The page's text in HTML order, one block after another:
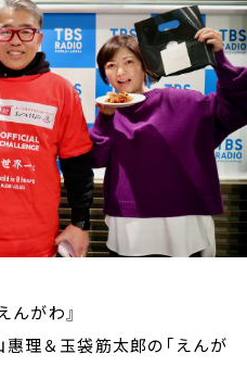
んがわ』
理＆玉袋筋太郎の「えんが